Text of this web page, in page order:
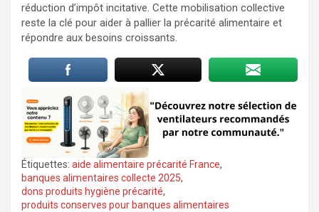
réduction d’impôt incitative. Cette mobilisation collective
reste la clé pour aider à pallier la précarité alimentaire et
répondre aux besoins croissants.
Étiquettes: aide alimentaire précarité France,
banques alimentaires collecte 2025,
dons produits hygiène précarité,
produits conserves pour banques alimentaires